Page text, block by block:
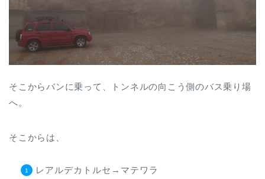
そこからバンに乗って、トンネルの向こう側のバス乗り場
へ。
そこからは、
レアルデカトルセ→マテワラ